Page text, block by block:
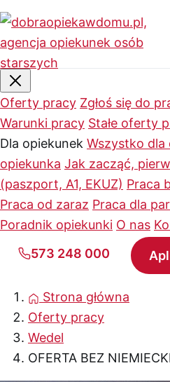
Oferty pracy Zgłoś się do
Warunki pracy Stałe oferty
Dla opiekunek Wszystko dla
opiekunka Jak zacząć,
(paszport, A1, EKUZ) Praca
Praca od zaraz Praca dla
Poradnik opiekunki O nas
573 248 000
Strona główna
Oferty pracy
Wedel
OFERTA BEZ